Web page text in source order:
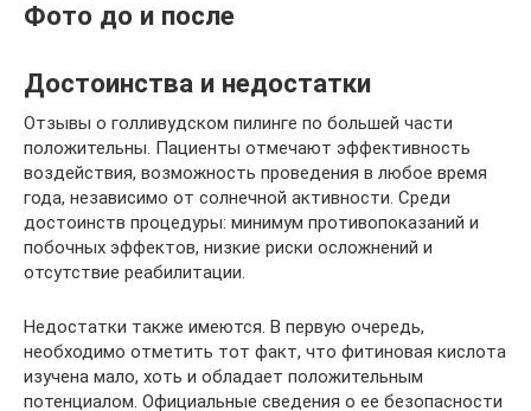
Фото до и после
Достоинства и недостатки
Отзывы о голливудском пилинге по большей части
положительны. Пациенты отмечают эффективность
воздействия, возможность проведения в любое время
года, независимо от солнечной активности. Среди
достоинств процедуры: минимум противопоказаний и
побочных эффектов, низкие риски осложнений и
отсутствие реабилитации.
Недостатки также имеются. В первую очередь,
необходимо отметить тот факт, что фитиновая кислота
изучена мало, хоть и обладает положительным
потенциалом. Официальные сведения о ее безопасности